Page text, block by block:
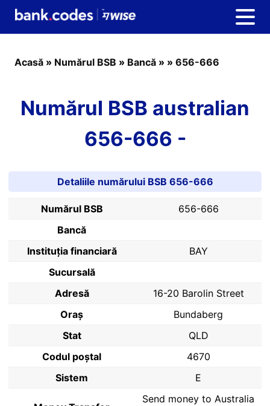
Acasă » Numărul BSB » Bancă » » 656-666
Numărul BSB australian
656-666 -
Detaliile numărului BSB 656-666
Numărul BSB
656-666
Bancă
Instituția financiară
BAY
Sucursală
Adresă
16-20 Barolin Street
Oraș
Bundaberg
Stat
QLD
Codul poştal
4670
Sistem
E
Send money to Australia